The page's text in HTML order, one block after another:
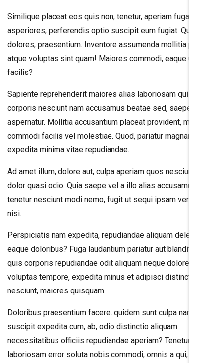
Similique placeat eos quis non, tenetur, aperiam fuga
asperiores, perferendis optio suscipit eum fugiat. Quaerat
dolores, praesentium. Inventore assumenda mollitia placeat
atque voluptas sint quam! Maiores commodi, eaque unde
facilis?
Sapiente reprehenderit maiores alias laboriosam qui
corporis nesciunt nam accusamus beatae sed, saepe
aspernatur. Mollitia accusantium placeat provident, minus
commodi facilis vel molestiae. Quod, pariatur magnam
expedita minima vitae repudiandae.
Ad amet illum, dolore aut, culpa aperiam quos nesciunt sunt,
dolor quasi odio. Quia saepe vel a illo alias accusamus
tenetur nesciunt modi nemo, fugit ut sequi ipsam veritatis
nisi.
Perspiciatis nam expedita, repudiandae aliquam deleniti,
eaque doloribus? Fuga laudantium pariatur aut blanditiis
quis corporis repudiandae odit aliquam neque doloremque
voluptas tempore, expedita minus et adipisci distinctio,
nesciunt, maiores quisquam.
Doloribus praesentium facere, quidem sunt culpa nam
suscipit expedita cum, ab, odio distinctio aliquam
necessitatibus officiis repudiandae aperiam? Tenetur
laboriosam error soluta nobis commodi, omnis a qui,